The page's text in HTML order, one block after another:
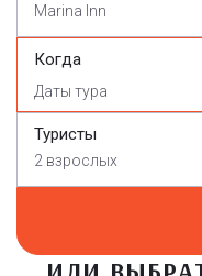
Marina Inn
Когда
Туристы
2 взрослых